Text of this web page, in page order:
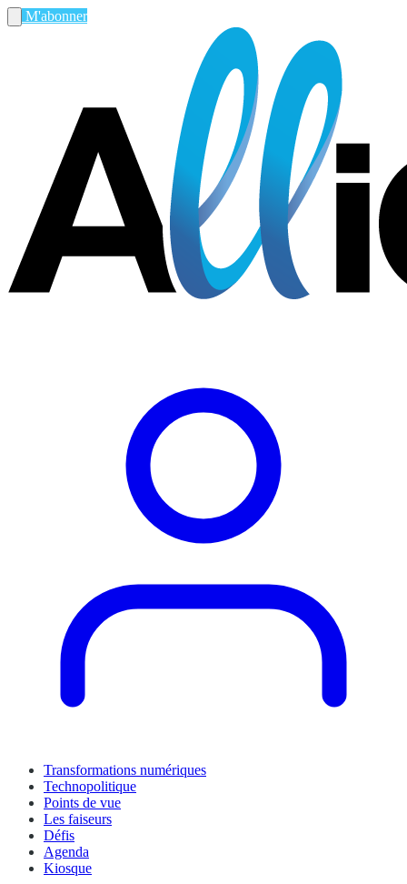
M'abonner
Transformations numériques
Technopolitique
Points de vue
Les faiseurs
Défis
Agenda
Kiosque